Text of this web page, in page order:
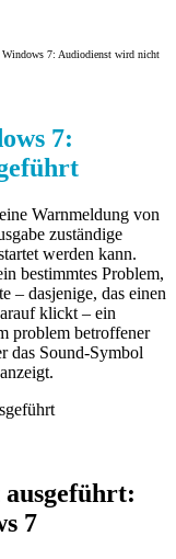
Windows 7: Audiodienst wird nicht
7:
Warnmeldung von
zuständige
werden kann.
bestimmtes Problem,
– dasjenige, das einen
klickt – ein
problem betroffener
das Sound-Symbol
7